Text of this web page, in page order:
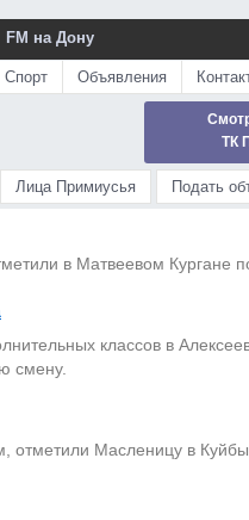
FM на Дону
Спорт Объявления
ТК
Лица Примиусья Подать
в Матвеевом Кургане
классов в
смену.
отметили Масленицу в